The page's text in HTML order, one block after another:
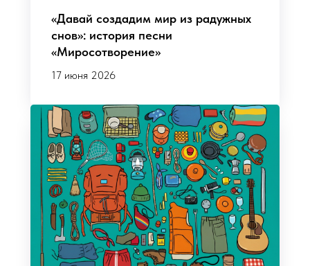
«Давай создадим мир из радужных
снов»: история песни
«Миросотворение»
17 июня 2026